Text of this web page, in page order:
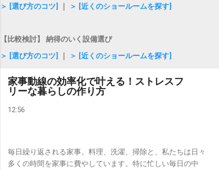
＞ [選び方のコツ]
＞ [近くのショールームを探す]
【比較検討】 納得のいく設備選び
＞ [選び方のコツ]
＞ [近くのショールームを探す]
家事動線の効率化で叶える！ストレスフ
リーな暮らしの作り方
12:56
毎日繰り返される家事。料理、洗濯、掃除と、私たちは日々
多くの時間を家事に費やしています。特に忙しい毎日の中